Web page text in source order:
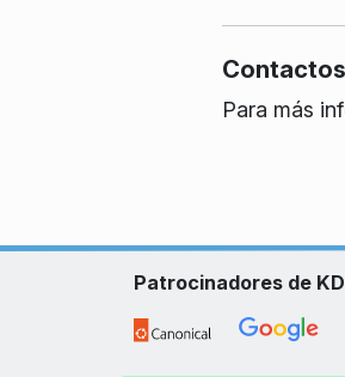
Para más
Patrocinadores de